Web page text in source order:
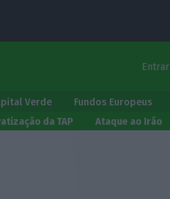
Entrar
Verde Fundos Europeus
da TAP Ataque ao Irão